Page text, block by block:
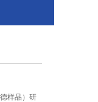
样品）研